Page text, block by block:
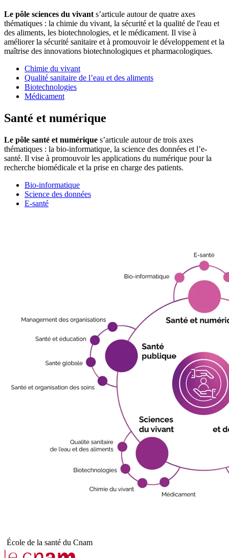
Le pôle sciences du vivant s’articule autour de quatre axes
thématiques : la chimie du vivant, la sécurité et la qualité de l'eau et
des aliments, les biotechnologies, et le médicament. Il vise à
améliorer la sécurité sanitaire et à promouvoir le développement et la
maîtrise des innovations biotechnologiques et pharmacologiques.
Chimie du vivant
Qualité sanitaire de l’eau et des aliments
Biotechnologies
Médicament
Santé et numérique
Le pôle santé et numérique s’articule autour de trois axes
thématiques : la bio-informatique, la science des données et l’e-
santé. Il vise à promouvoir les applications du numérique pour la
recherche biomédicale et la prise en charge des patients.
Bio-informatique
Science des données
E-santé
École de la santé du Cnam